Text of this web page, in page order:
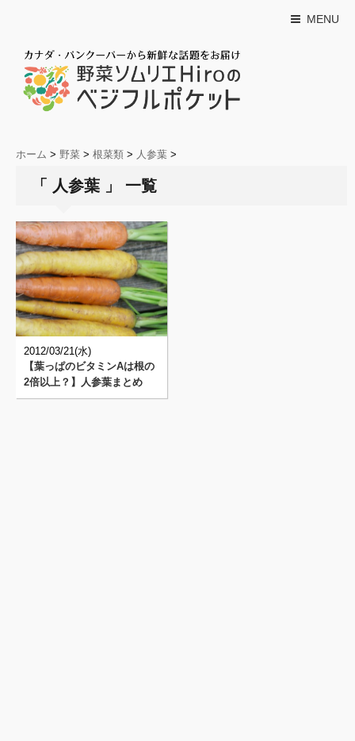
MENU
ホーム > 野菜 > 根菜類 > 人参葉 >
「 人参葉 」 一覧
2012/03/21(水)
【葉っぱのビタミンAは根の
2倍以上？】人参葉まとめ